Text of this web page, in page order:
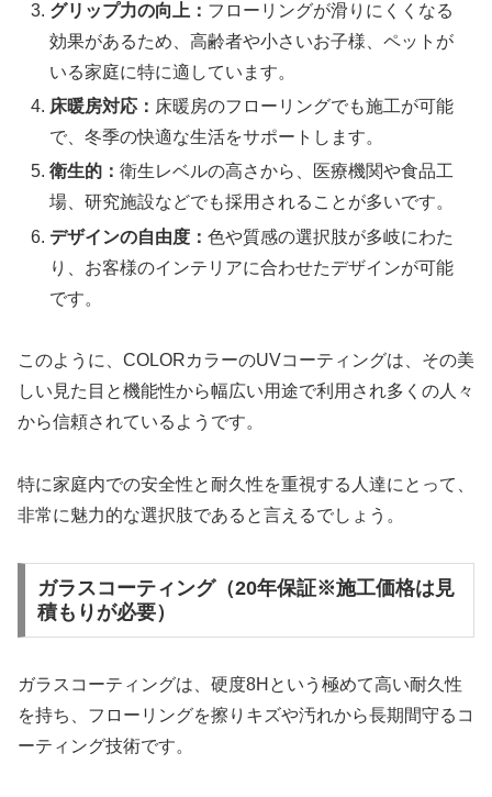
グリップ力の向上： フローリングが滑りにくくなる
効果があるため、高齢者や小さいお子様、ペットが
いる家庭に特に適しています。
床暖房対応： 床暖房のフローリングでも施工が可能
で、冬季の快適な生活をサポートします。
衛生的：衛生レベルの高さから、医療機関や食品工
場、研究施設などでも採用されることが多いです。
デザインの自由度：色や質感の選択肢が多岐にわた
り、お客様のインテリアに合わせたデザインが可能
です。
このように、COLORカラーのUVコーティングは、その美
しい見た目と機能性から幅広い用途で利用され多くの人々
から信頼されているようです。
特に家庭内での安全性と耐久性を重視する人達にとって、
非常に魅力的な選択肢であると言えるでしょう。
ガラスコーティング（20年保証※施工価格は見
積もりが必要）
ガラスコーティングは、硬度8Hという極めて高い耐久性
を持ち、フローリングを擦りキズや汚れから長期間守るコ
ーティング技術です。